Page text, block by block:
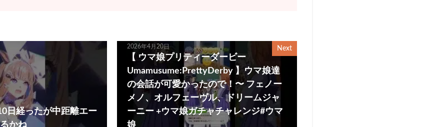
日経ったが中距離エー
かね
Next
2026年4月20日
【 ウマ娘プリティーダービー
Umamusume:PrettyDerby 】ウマ娘達
の会話が可愛かったので！〜 フェノー
メノ、オルフェーヴル、ドリームジャ
ーニー +ウマ娘ガチャチャレンジ#ウマ
娘